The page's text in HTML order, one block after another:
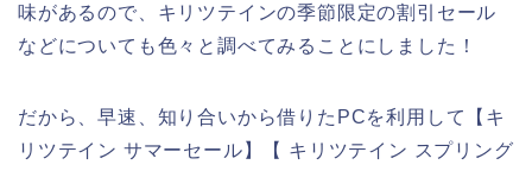
味があるので、キリツテインの季節限定の割引セール
などについても色々と調べてみることにしました！
だから、早速、知り合いから借りたPCを利用して【キ
リツテイン サマーセール】【 キリツテイン スプリング